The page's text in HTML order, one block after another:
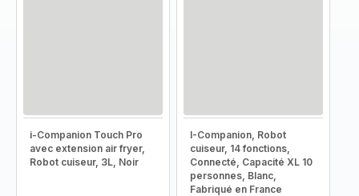
i-Companion Touch Pro
avec extension air fryer,
Robot cuiseur, 3L, Noir
I-Companion, Robot
cuiseur, 14 fonctions,
Connecté, Capacité XL 10
personnes, Blanc,
Fabriqué en France